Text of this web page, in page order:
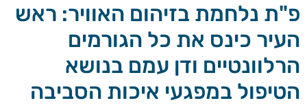
פ"ת נלחמת בזיהום האוויר: ראש
העיר כינס את כל הגורמים
הרלוונטיים ודן עמם בנושא
הטיפול במפגעי איכות הסביבה